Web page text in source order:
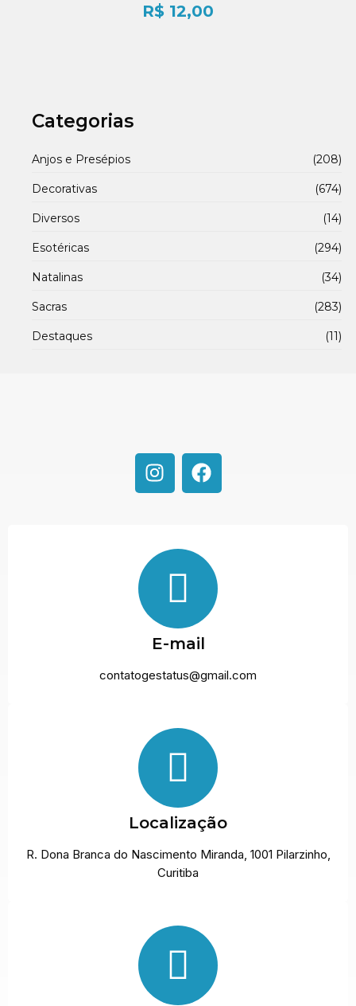
R$ 12,00
Categorias
Anjos e Presépios (208)
Decorativas (674)
Diversos (14)
Esotéricas (294)
Natalinas (34)
Sacras (283)
Destaques (11)
E-mail
contatogestatus@gmail.com
Localização
R. Dona Branca do Nascimento Miranda, 1001 Pilarzinho,
Curitiba